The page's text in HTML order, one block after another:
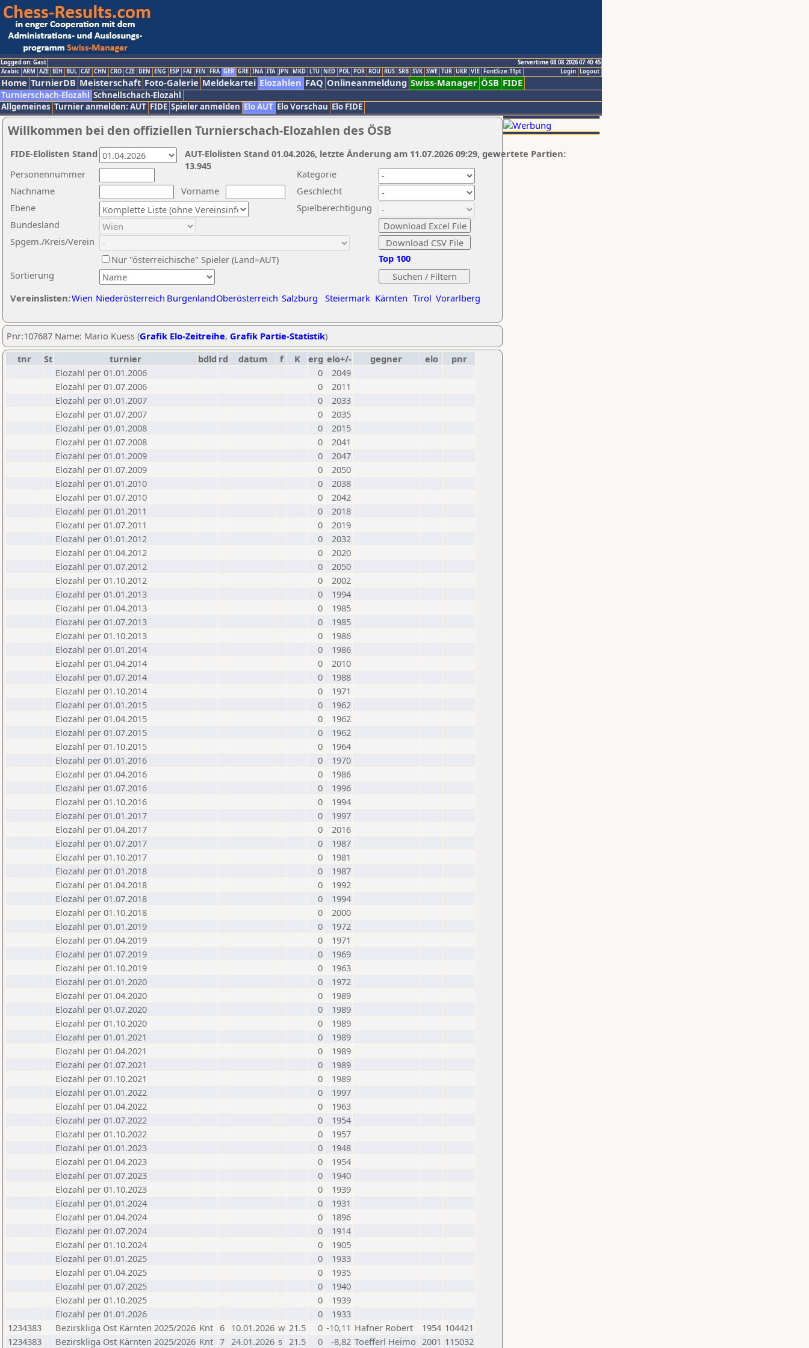
Logged on: Gast
Servertime 08.08.2026 07:40:45
Logout
Login
Arabic ARM AZE BIH BUL CAT CHN CRO CZE DEN ENG ESP FAI FIN FRA GER GRE INA ITA JPN MKD LTU NED POL POR ROU RUS SRB SVK SWE TUR UKR VIE FontSize:11pt
Home TurnierDB Meisterschaft Foto-Galerie Meldekartei Elozahlen FAQ Onlineanmeldung Swiss-Manager ÖSB FIDE
Turnierschach-Elozahl Schnellschach-Elozahl
Allgemeines Turnier anmelden: AUT FIDE Spieler anmelden Elo AUT Elo Vorschau Elo FIDE
Willkommen bei den offiziellen Turnierschach-Elozahlen des ÖSB
Nachname
Vorname
Ebene
Kategorie
Sortierung
Personennummer
Bundesland
Spgem./Kreis/Verein
Geschlecht
Nur "österreichische" Spieler (Land=AUT)
Spielberechtigung
Vereinslisten:Wien Niederösterreich BurgenlandOberösterreich Salzburg Steiermark Kärnten Tirol Vorarlberg
Top 100
AUT-Elolisten Stand 01.04.2026, letzte Änderung am 11.07.2026 09:29, gewertete Partien:
13.945
FIDE-Elolisten Stand
Pnr:107687 Name: Mario Kuess (Grafik Elo-Zeitreihe, Grafik Partie-Statistik)
tnr
St turnier bdld rd datum f K erg elo+/- gegner elo
pnr
Elozahl per 01.01.2006
0
2049
Elozahl per 01.07.2006
0
2011
Elozahl per 01.01.2007
0
2033
Elozahl per 01.07.2007
0
2035
Elozahl per 01.01.2008
0
2015
Elozahl per 01.07.2008
0
2041
Elozahl per 01.01.2009
0
2047
Elozahl per 01.07.2009
0
2050
Elozahl per 01.01.2010
0
2038
Elozahl per 01.07.2010
0
2042
Elozahl per 01.01.2011
0
2018
Elozahl per 01.07.2011
0
2019
Elozahl per 01.01.2012
0
2032
Elozahl per 01.04.2012
0
2020
Elozahl per 01.07.2012
0
2050
Elozahl per 01.10.2012
0
2002
Elozahl per 01.01.2013
0
1994
Elozahl per 01.04.2013
0
1985
Elozahl per 01.07.2013
0
1985
Elozahl per 01.10.2013
0
1986
Elozahl per 01.01.2014
0
1986
Elozahl per 01.04.2014
0
2010
Elozahl per 01.07.2014
0
1988
Elozahl per 01.10.2014
0
1971
Elozahl per 01.01.2015
0
1962
Elozahl per 01.04.2015
0
1962
Elozahl per 01.07.2015
0
1962
Elozahl per 01.10.2015
0
1964
Elozahl per 01.01.2016
0
1970
Elozahl per 01.04.2016
0
1986
Elozahl per 01.07.2016
0
1996
Elozahl per 01.10.2016
0
1994
Elozahl per 01.01.2017
0
1997
Elozahl per 01.04.2017
0
2016
Elozahl per 01.07.2017
0
1987
Elozahl per 01.10.2017
0
1981
Elozahl per 01.01.2018
0
1987
Elozahl per 01.04.2018
0
1992
Elozahl per 01.07.2018
0
1994
Elozahl per 01.10.2018
0
2000
Elozahl per 01.01.2019
0
1972
Elozahl per 01.04.2019
0
1971
Elozahl per 01.07.2019
0
1969
Elozahl per 01.10.2019
0
1963
Elozahl per 01.01.2020
0
1972
Elozahl per 01.04.2020
0
1989
Elozahl per 01.07.2020
0
1989
Elozahl per 01.10.2020
0
1989
Elozahl per 01.01.2021
0
1989
Elozahl per 01.04.2021
0
1989
Elozahl per 01.07.2021
0
1989
Elozahl per 01.10.2021
0
1989
Elozahl per 01.01.2022
0
1997
Elozahl per 01.04.2022
0
1963
Elozahl per 01.07.2022
0
1954
Elozahl per 01.10.2022
0
1957
Elozahl per 01.01.2023
0
1948
Elozahl per 01.04.2023
0
1954
Elozahl per 01.07.2023
0
1940
Elozahl per 01.10.2023
0
1939
Elozahl per 01.01.2024
0
1931
Elozahl per 01.04.2024
0
1896
Elozahl per 01.07.2024
0
1914
Elozahl per 01.10.2024
0
1905
Elozahl per 01.01.2025
0
1933
Elozahl per 01.04.2025
0
1935
Elozahl per 01.07.2025
0
1940
Elozahl per 01.10.2025
0
1939
Elozahl per 01.01.2026
0
1933
1234383
Bezirskliga Ost Kärnten 2025/2026 Knt 6 10.01.2026 w 21.5 0 -10,11 Hafner Robert 1954 104421
1234383
Bezirskliga Ost Kärnten 2025/2026 Knt 7 24.01.2026 s 21.5 0 -8,82 Toefferl Heimo 2001 115032